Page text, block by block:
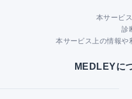
本サービ
診
本サービス上の情報や
MEDLEYに